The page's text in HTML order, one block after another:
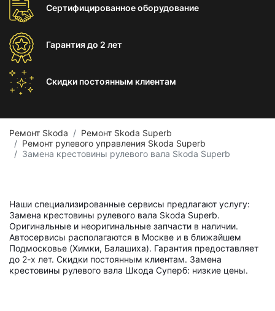
Сертифицированноеоборудование
Гарантиядо 2 лет
Скидки постоянным клиентам
Ремонт Skoda
Ремонт Skoda Superb
Ремонт рулевого управления Skoda Superb
Замена крестовины рулевого вала Skoda Superb
Наши специализированные сервисы предлагают услугу:
Замена крестовины рулевого вала Skoda Superb.
Оригинальные и неоригинальные запчасти в наличии.
Автосервисы располагаются в Москве и в ближайшем
Подмосковье (Химки, Балашиха). Гарантия предоставляет
до 2-х лет. Скидки постоянным клиентам. Замена
крестовины рулевого вала Шкода Суперб: низкие цены.